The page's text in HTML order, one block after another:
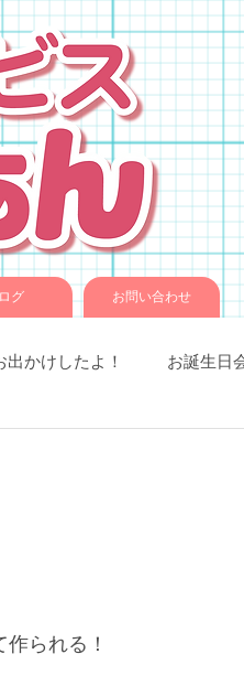
グ お問い合わせ
出かけしたよ！ お誕生日
られる！